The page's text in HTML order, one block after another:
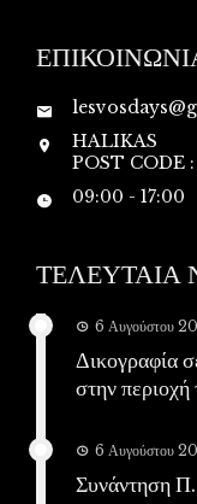
HALIKAS
POST CODE :
09:00 - 17:00
ΤΕΛΕΥΤΑΙΑ
6 Αυγούστου
Δικογραφία
στην
6 Αυγούστου
Συνάντηση